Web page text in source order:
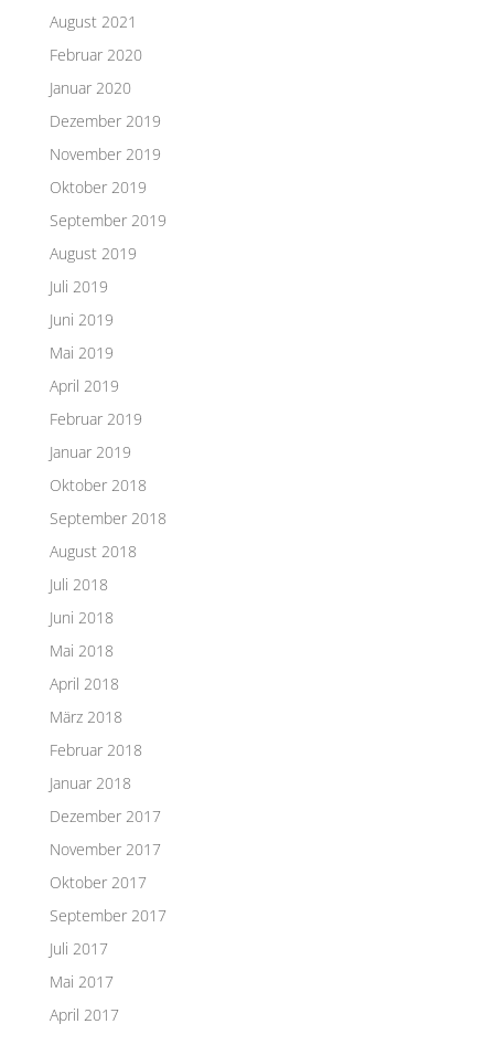
August 2021
Februar 2020
Januar 2020
Dezember 2019
November 2019
Oktober 2019
September 2019
August 2019
Juli 2019
Juni 2019
Mai 2019
April 2019
Februar 2019
Januar 2019
Oktober 2018
September 2018
August 2018
Juli 2018
Juni 2018
Mai 2018
April 2018
März 2018
Februar 2018
Januar 2018
Dezember 2017
November 2017
Oktober 2017
September 2017
Juli 2017
Mai 2017
April 2017